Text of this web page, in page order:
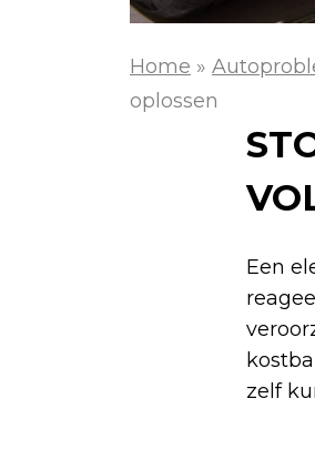
Home »
oplossen
Een
zelf